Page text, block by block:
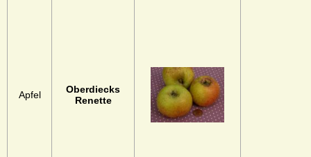
Apfel
Oberdiecks
Renette